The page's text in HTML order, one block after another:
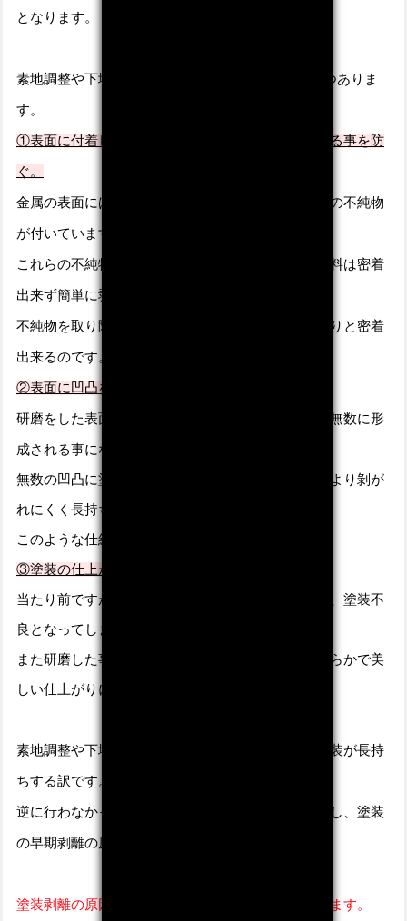
となります。
素地調整や下地処理の目的・効果は大きく分けて3つありま
す。
①表面に付着した不純物を取り除き、塗装が剥がれる事を防
ぐ。
金属の表面には汚れ、錆、油分、酸化被膜など多くの不純物
が付いています。
これらの不純物が付いている状態で塗装しても、塗料は密着
出来ず簡単に剥がれます。
不純物を取り除いてあげる事で塗料は表面にしっかりと密着
出来るのです。
②表面に凹凸を作る事で、塗装が長持ち出来る。
研磨をした表面には細かい傷がつき、微細な凹凸が無数に形
成される事になります
無数の凹凸に塗料が入り込み、硬化する事で塗装はより剝が
れにくく長持ちします。
このような仕組みをアンカー効果と呼びます。
③塗装の仕上がりが美しくなる。
当たり前ですがゴミが混入した塗装は仕上りも悪く、塗装不
良となってしまいます。
また研磨した事で表面は平滑に整えられるため、滑らかで美
しい仕上がりになります。
素地調整や下地処理を行う事で美しい仕上がりで塗装が長持
ちする訳です。
逆に行わなかった場合は数多くの塗装不良へと直結し、塗装
の早期剥離の原因となってしまいます。
塗装剥離の原因は素地調整によるものが大半となります。